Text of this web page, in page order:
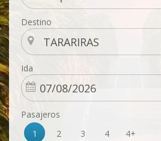
Destino
Ida
Pasajeros
1
2 3 4 4+